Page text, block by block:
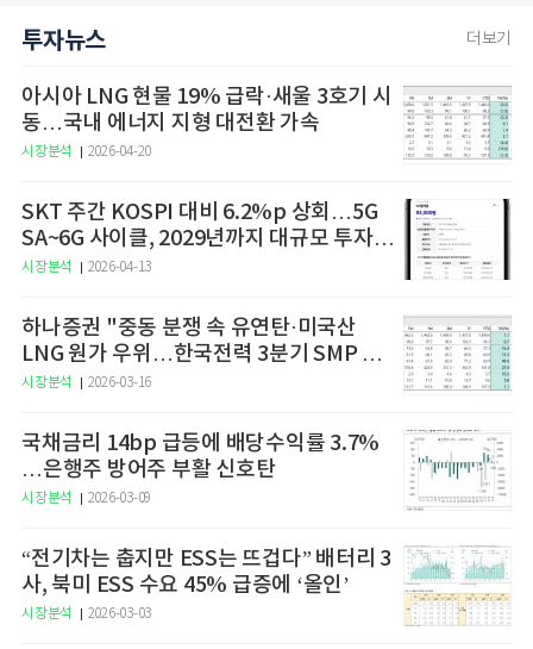
투자뉴스 더보기
아시아 LNG 현물 19% 급락·새울 3호기 시
동…국내 에너지 지형 대전환 가속
시장분석 2026-04-20
SKT 주간 KOSPI 대비 6.2%p 상회…5G
SA~6G 사이클, 2029년까지 대규모 투자
예고
시장분석 2026-04-13
하나증권 "중동 분쟁 속 유연탄·미국산
LNG 원가 우위…한국전력 3분기 SMP 상
승 전망"
시장분석 2026-03-16
국채금리 14bp 급등에 배당수익률 3.7%
…은행주 방어주 부활 신호탄
시장분석 2026-03-09
“전기차는 춥지만 ESS는 뜨겁다” 배터리 3
사, 북미 ESS 수요 45% 급증에 ‘올인’
시장분석 2026-03-03